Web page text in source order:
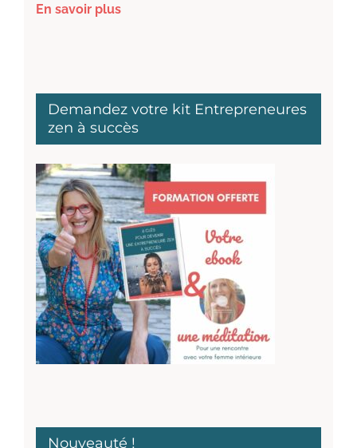
En savoir plus
Demandez votre kit Entrepreneures
zen à succès
Nouveauté !